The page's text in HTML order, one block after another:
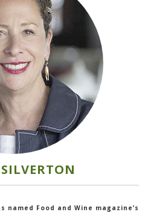
named Food and Wine magazine’s